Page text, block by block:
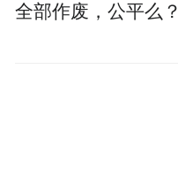
全部作废，公平么？